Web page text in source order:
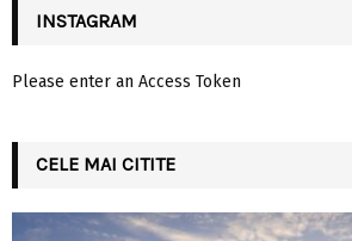
INSTAGRAM
Please enter an Access Token
CELE MAI CITITE